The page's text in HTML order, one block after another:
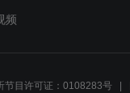
频
节目许可证：0108283号